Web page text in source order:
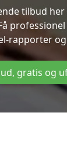
tilbud her
rapporter
gratis og